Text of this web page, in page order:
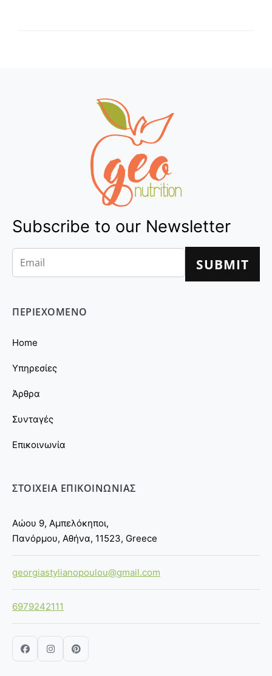
Subscribe to our Newsletter
ΠΕΡΙΕΧΟΜΕΝΟ
Home
Υπηρεσίες
Άρθρα
Συνταγές
Επικοινωνία
ΣΤΟΙΧΕΙΑ ΕΠΙΚΟΙΝΩΝΙΑΣ
Αώου 9, Αμπελόκηποι,
Πανόρμου, Αθήνα, 11523, Greece
georgiastylianopoulou@gmail.com
6979242111